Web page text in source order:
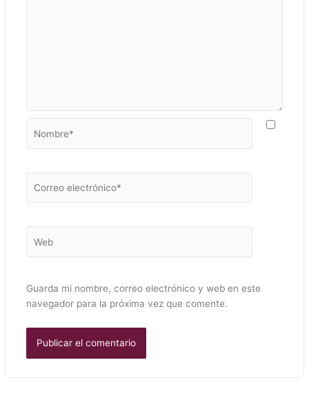
electrónico*
Guarda mi nombre, correo electrónico y web en este
navegador para la próxima vez que comente.